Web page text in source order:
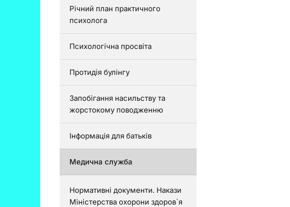
Річний план практичного
психолога
Психологічна просвіта
Протидія булінгу
Запобігання насильству та
жорстокому поводженню
Інформація для батьків
Медична служба
Нормативні документи. Накази
Міністерства охорони здоров`я